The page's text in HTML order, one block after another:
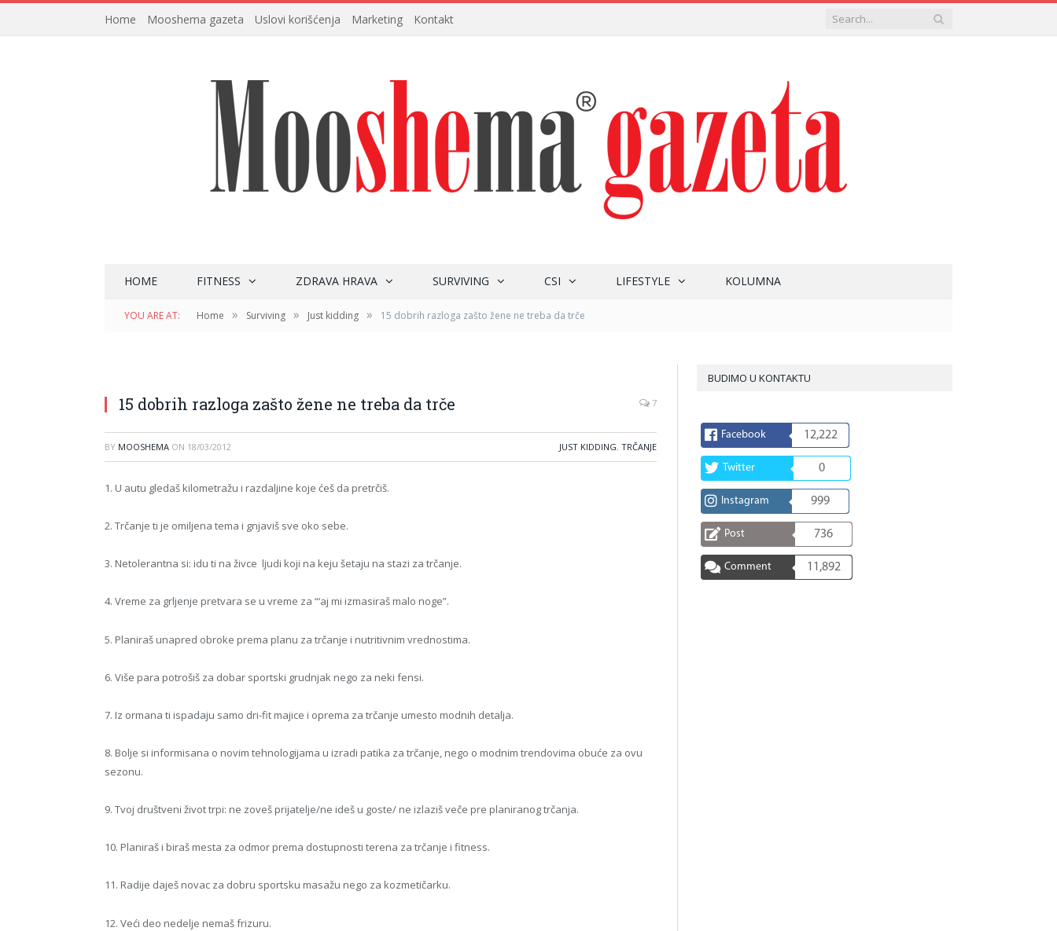
Home Mooshema gazeta Uslovi korišćenja Marketing Kontakt
HOME FITNESS ZDRAVA HRAVA SURVIVING CSI LIFESTYLE KOLUMNA
YOU ARE AT: Home » Surviving » Just kidding » 15 dobrih razloga zašto žene ne treba da trče
15 dobrih razloga zašto žene ne treba da trče 7
BY MOOSHEMA ON 18/03/2012 JUST KIDDING, TRČANJE
1. U autu gledaš kilometražu i razdaljine koje ćeš da pretrčiš.
2. Trčanje ti je omiljena tema i gnjaviš sve oko sebe.
3. Netolerantna si: idu ti na živce ljudi koji na keju šetaju na stazi za trčanje.
4. Vreme za grljenje pretvara se u vreme za “‘aj mi izmasiraš malo noge”.
5. Planiraš unapred obroke prema planu za trčanje i nutritivnim vrednostima.
6. Više para potrošiš za dobar sportski grudnjak nego za neki fensi.
7. Iz ormana ti ispadaju samo dri-fit majice i oprema za trčanje umesto modnih detalja.
8. Bolje si informisana o novim tehnologijama u izradi patika za trčanje, nego o modnim trendovima obuće za ovu
sezonu.
9. Tvoj društveni život trpi: ne zoveš prijatelje/ne ideš u goste/ ne izlaziš veče pre planiranog trčanja.
10. Planiraš i biraš mesta za odmor prema dostupnosti terena za trčanje i fitness.
11. Radije daješ novac za dobru sportsku masažu nego za kozmetičarku.
12. Veći deo nedelje nemaš frizuru.
BUDIMO U KONTAKTU
Facebook 12,222
Twitter 0
Instagram 999
Post 736
Comment 11,892